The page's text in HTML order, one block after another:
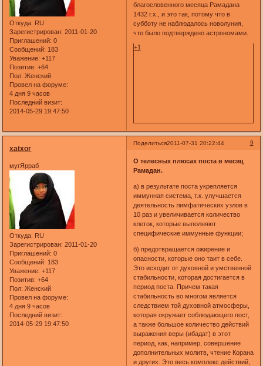
Откуда: RU
Зарегистрирован: 2011-01-20
Приглашений: 0
Сообщений: 183
Уважение: +117
Позитив: +64
Пол: Женский
Провел на форуме:
4 дня 9 часов
Последний визит:
2014-05-29 19:47:50
благословенного месяца Рамадана
1432 г.х., и это так, потому что в
субботу не наблюдалось новолуния,
что было подтверждено астрономами.
+1
Поделиться 9
2011-07-31 20:22:44
xatxor
мугЯрраб
Откуда: RU
Зарегистрирован: 2011-01-20
Приглашений: 0
Сообщений: 183
Уважение: +117
Позитив: +64
Пол: Женский
Провел на форуме:
4 дня 9 часов
Последний визит:
2014-05-29 19:47:50
О телесных плюсах поста в месяц
Рамадан.
а) в результате поста укрепляется
иммунная система, т.к. улучшается
деятельность лимфатических узлов в
10 раз и увеличивается количество
клеток, которые выполняют
специфические иммунные функции;
б) предотвращается ожирение и
опасности, которые оно таит в себе.
Это исходит от духовной и умственной
стабильности, которая достигается в
период поста. Причем такая
стабильность во многом является
следствием той духовной атмосферы,
которая окружает соблюдающего пост,
а также большое количество действий
выражения веры (ибадат) в этот
период, как, например, совершение
дополнительных молитв, чтение Корана
и других. Это весь комплекс действий,